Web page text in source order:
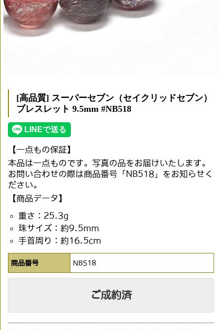
[高品質] スーパーセブン（セイクリッドセブン）
ブレスレット 9.5mm #NB518
【一点もの保証】
本品は一点ものです。写真の品をお届けいたします。
お問い合わせの際は商品番号「NB518」をお知らせく
ださい。
【商品データ】
重さ：25.3g
珠サイズ：約9.5mm
手首周り：約16.5cm
商品番号 NB518
ご成約済